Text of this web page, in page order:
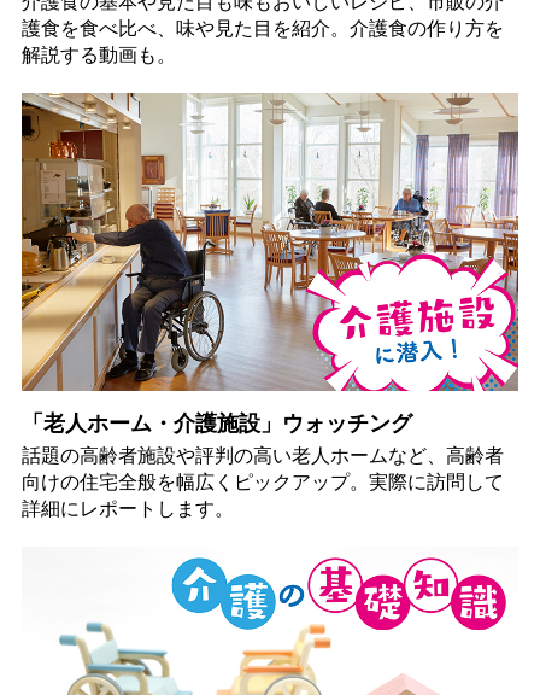
護食を食べ比べ、味や見た目を紹介。介護食の作り方を
解説する動画も。
「老人ホーム・介護施設」ウォッチング
話題の高齢者施設や評判の高い老人ホームなど、高齢者
向けの住宅全般を幅広くピックアップ。実際に訪問して
詳細にレポートします。